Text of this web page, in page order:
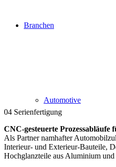
Branchen
Automotive
04 Serienfertigung
CNC-gesteuerte Prozessabläufe
Als Partner namhafter
Interieur- und Exterieur-Bauteile,
Hochglanzteile aus Aluminium und